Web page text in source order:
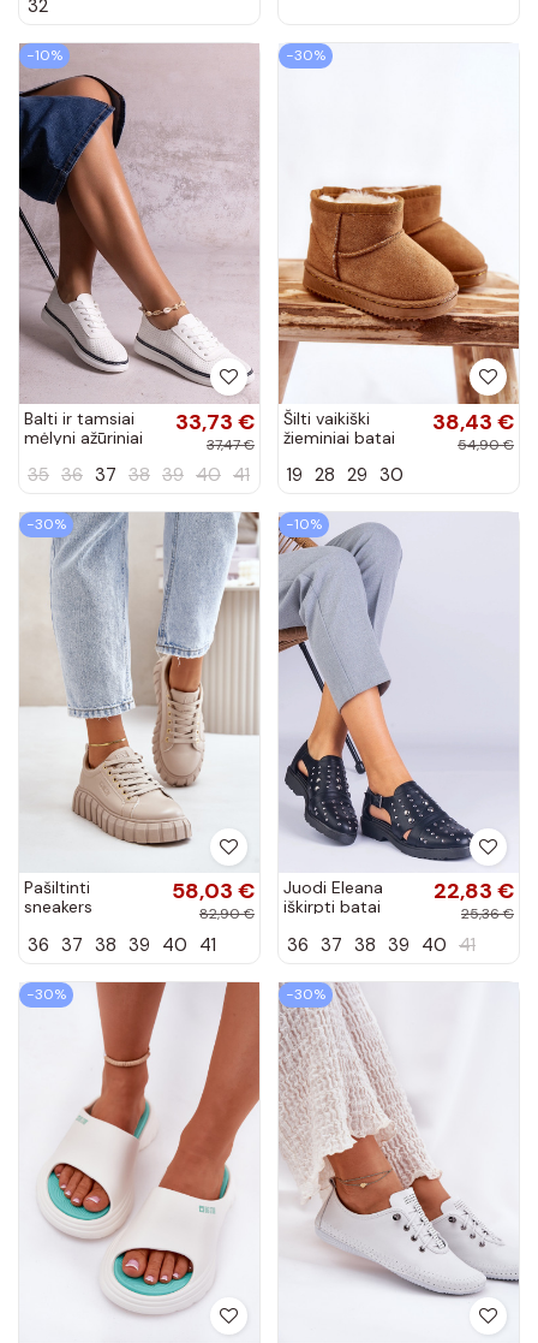
32
−10%
Balti ir tamsiai
mėlyni ažūriniai
Biserka
33,73 €
37,47 €
35 36 37 38 39 40 41
−30%
Šilti vaikiški
žieminiai batai
Gooby
38,43 €
54,90 €
19 28 29 30
−30%
Pašiltinti
sneakers
moteriški Big
smėlio spalvos
58,03 €
82,90 €
36 37 38 39 40 41
−10%
Juodi Eleana
iškirpti batai
22,83 €
25,36 €
36 37 38 39 40 41
−30% −30%